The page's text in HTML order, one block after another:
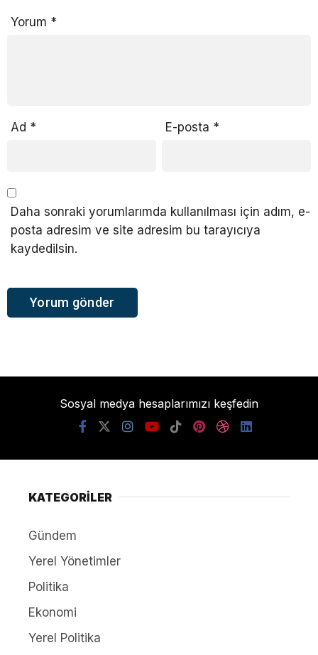
Yorum *
Ad * E-posta *
Daha sonraki yorumlarımda kullanılması için adım, e-
posta adresim ve site adresim bu tarayıcıya
kaydedilsin.
Sosyal medya hesaplarımızı keşfedin
KATEGORİLER
Gündem
Yerel Yönetimler
Politika
Ekonomi
Yerel Politika